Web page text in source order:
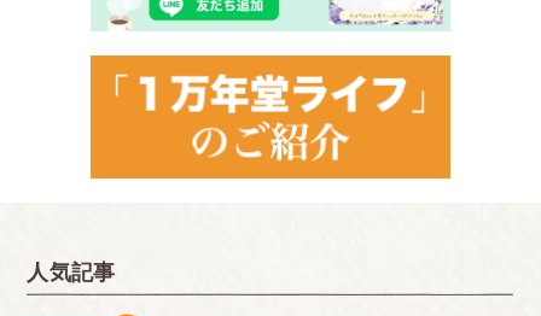
人気記事